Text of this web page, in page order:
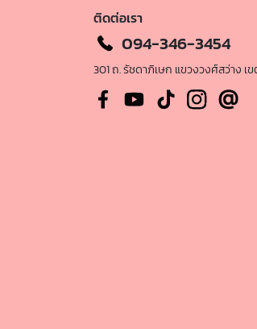
ติดต่อเรา
094-346-3454
301 ถ. รัชดาภิเษก แขวงวงศ์สว่าง